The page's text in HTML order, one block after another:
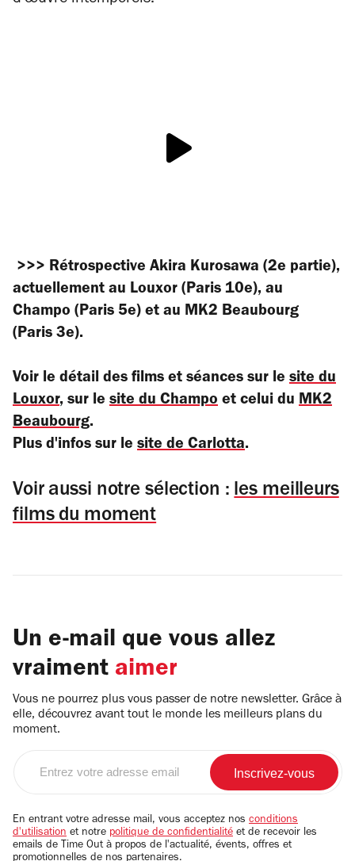
>>> Rétrospective Akira Kurosawa (2e partie),
actuellement au Louxor (Paris 10e), au
Champo (Paris 5e) et au MK2 Beaubourg
(Paris 3e).
Voir le détail des films et séances sur le site du
Louxor, sur le site du Champo et celui du MK2
Beaubourg.
Plus d'infos sur le site de Carlotta.
Voir aussi notre sélection : les meilleurs
films du moment
Un e-mail que vous allez
vraiment aimer
Vous ne pourrez plus vous passer de notre newsletter. Grâce à
elle, découvrez avant tout le monde les meilleurs plans du
moment.
email
En entrant votre adresse mail, vous acceptez nos conditions
d'utilisation et notre politique de confidentialité et de recevoir les
emails de Time Out à propos de l'actualité, évents, offres et
promotionnelles de nos partenaires.